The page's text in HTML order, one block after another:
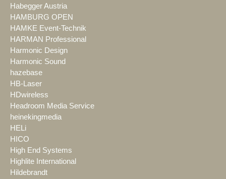
Habegger Austria
HAMBURG OPEN
HAMKE Event-Technik
HARMAN Professional
Harmonic Design
Harmonic Sound
hazebase
HB-Laser
HDwireless
Headroom Media Service
heinekingmedia
HELi
HICO
High End Systems
Highlite International
Hildebrandt